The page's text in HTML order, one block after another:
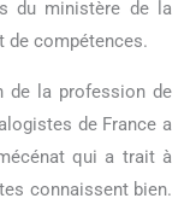
du ministère de la
de compétences.
de la profession de
de France a
qui a trait à
connaissent bien.